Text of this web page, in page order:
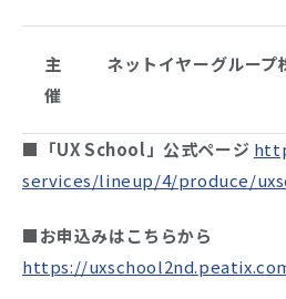
主
催
ネットイヤーグループ
■「UX School」公式ページ
services/lineup/4/produce/
■お申込みはこちらから
https://